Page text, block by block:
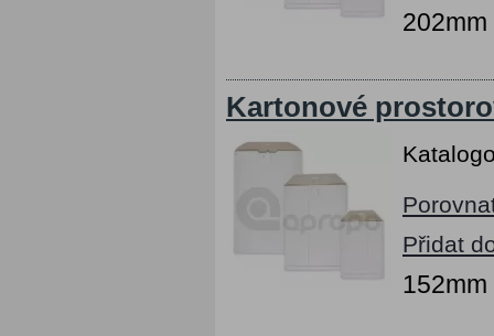
Kartonové
Přidat